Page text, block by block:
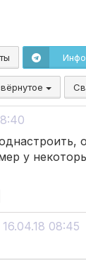
у
16.04.18 08:45